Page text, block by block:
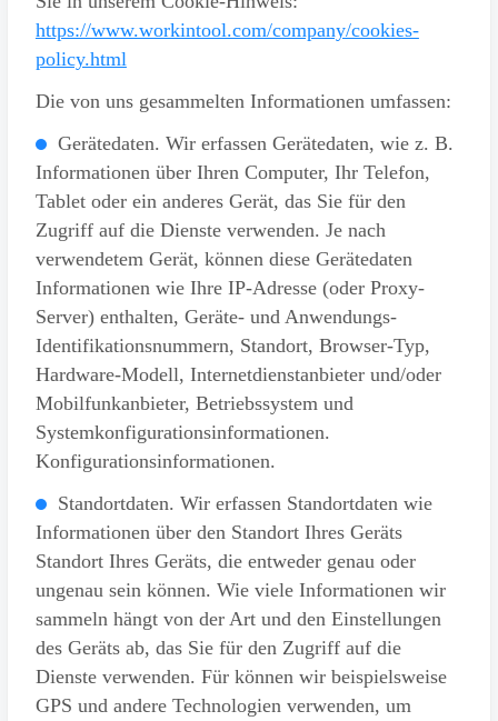
https://www.workintool.com/company/cookies-
policy.html
Die von uns gesammelten Informationen umfassen:
Gerätedaten. Wir erfassen Gerätedaten, wie z. B.
Informationen über Ihren Computer, Ihr Telefon,
Tablet oder ein anderes Gerät, das Sie für den
Zugriff auf die Dienste verwenden. Je nach
verwendetem Gerät, können diese Gerätedaten
Informationen wie Ihre IP-Adresse (oder Proxy-
Server) enthalten, Geräte- und Anwendungs-
Identifikationsnummern, Standort, Browser-Typ,
Hardware-Modell, Internetdienstanbieter und/oder
Mobilfunkanbieter, Betriebssystem und
Systemkonfigurationsinformationen.
Konfigurationsinformationen.
Standortdaten. Wir erfassen Standortdaten wie
Informationen über den Standort Ihres Geräts
Standort Ihres Geräts, die entweder genau oder
ungenau sein können. Wie viele Informationen wir
sammeln hängt von der Art und den Einstellungen
des Geräts ab, das Sie für den Zugriff auf die
Dienste verwenden. Für können wir beispielsweise
GPS und andere Technologien verwenden, um